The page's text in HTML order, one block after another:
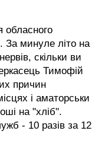
обласного
За минуле літо на
скільки ви
Тимофій
причин
і аматорськи
на "хліб".
- 10 разів за 12